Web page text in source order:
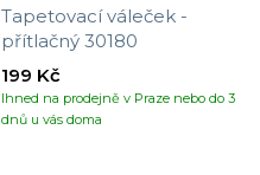
Tapetovací váleček -
přítlačný 30180
Ihned na prodejně v Praze nebo do 3
dnů u vás doma
199 Kč